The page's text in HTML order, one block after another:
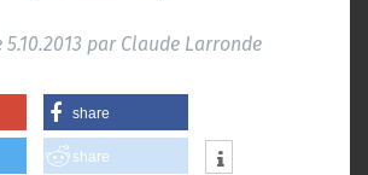
5.10.2013 par Claude Larronde
share
share